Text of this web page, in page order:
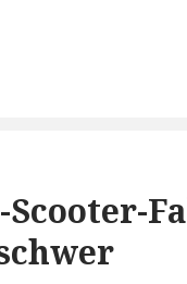
Scooter-